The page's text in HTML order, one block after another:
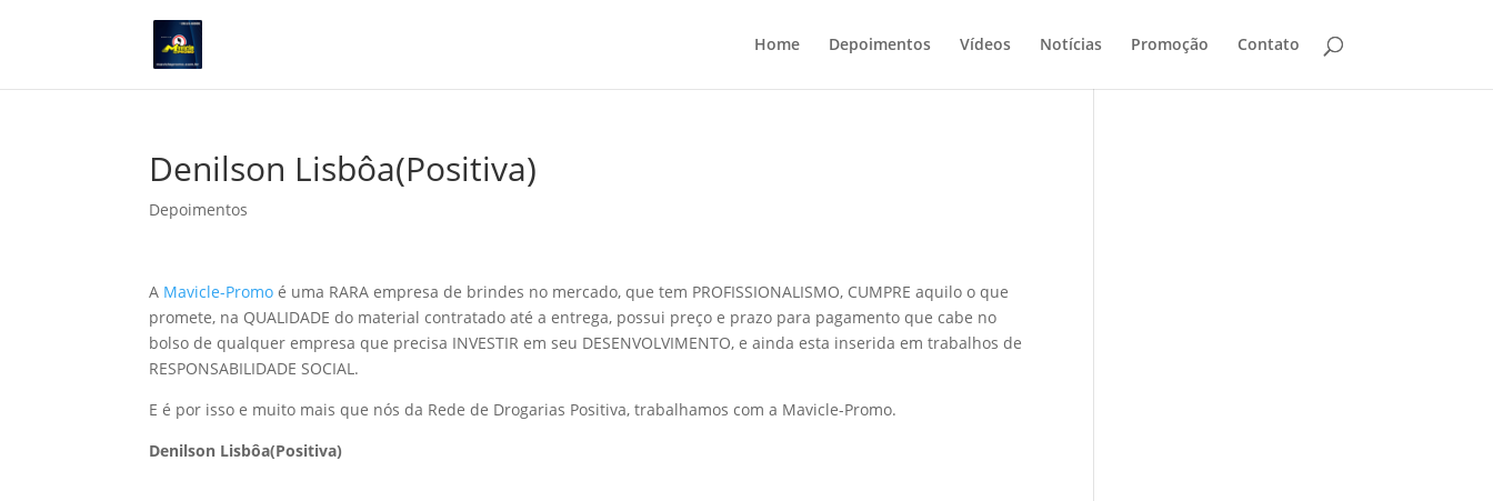
Home Depoimentos Vídeos Notícias Promoção Contato
Denilson Lisbôa(Positiva)
Depoimentos
A Mavicle-Promo é uma RARA empresa de brindes no mercado, que tem PROFISSIONALISMO, CUMPRE aquilo o que
promete, na QUALIDADE do material contratado até a entrega, possui preço e prazo para pagamento que cabe no
bolso de qualquer empresa que precisa INVESTIR em seu DESENVOLVIMENTO, e ainda esta inserida em trabalhos de
RESPONSABILIDADE SOCIAL.
E é por isso e muito mais que nós da Rede de Drogarias Positiva, trabalhamos com a Mavicle-Promo.
Denilson Lisbôa(Positiva)